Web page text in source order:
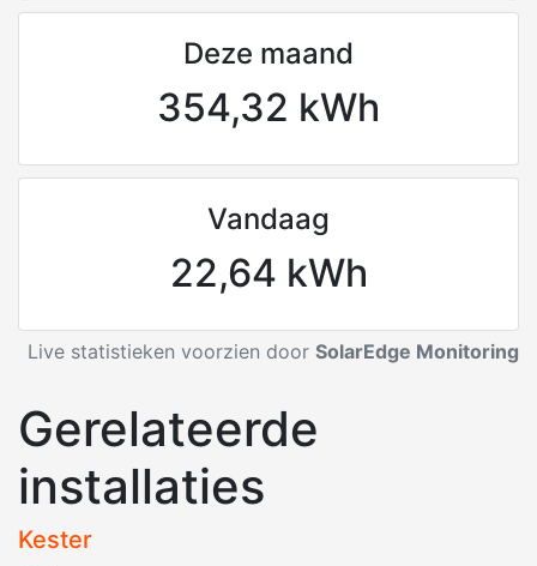
Deze maand
354,32 kWh
Vandaag
22,64 kWh
Live statistieken voorzien door SolarEdge Monitoring
Gerelateerde
installaties
Kester